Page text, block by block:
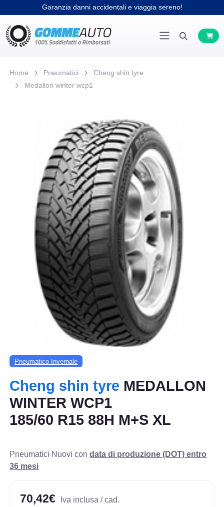
Garanzia danni accidentali e viaggia sereno!
Home Pneumatici
Cheng shin tyre
Medallon winter wcp1
Pneumatico Invernale
Cheng shin tyre MEDALLON
WINTER WCP1
185/60 R15 88H M+S XL
Pneumatici Nuovi condata di produzione (DOT) entro
36 mesi
70,42€ Iva inclusa / cad.